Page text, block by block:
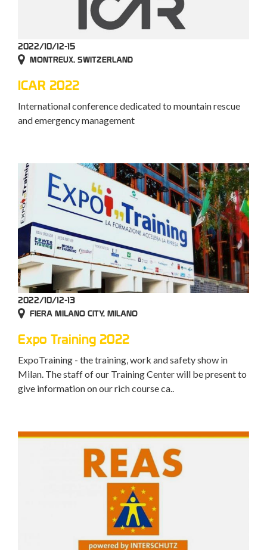
2022/10/12-15
MONTREUX, SWITZERLAND
ICAR 2022
International conference dedicated to mountain rescue
and emergency management
2022/10/12-13
FIERA MILANO CITY, MILANO
Expo Training 2022
ExpoTraining - the training, work and safety show in
Milan. The staff of our Training Center will be present to
give information on our rich course ca..